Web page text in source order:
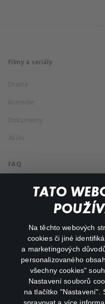
TATO
Na těchto webových
cookies či jiné
a marketingových
personalizovaného
všechny cookies"
Nastavení souborů
na tlačítko "Nastavení".
Filmy a seriály
Drama
Komedie
Dokumenty
Akční
FAQ
Můj účet
Důležité odkazy
facebook